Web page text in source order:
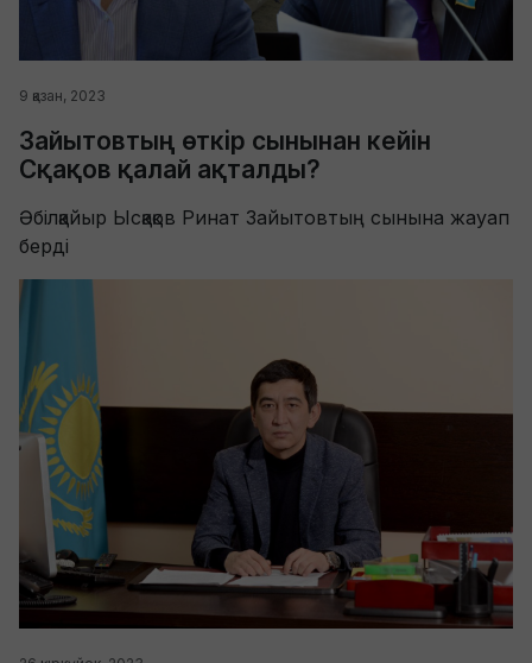
9 қазан, 2023
Зайытовтың өткір сынынан кейін
Сқақов қалай ақталды?
Әбілқайыр Ысқақов Ринат Зайытовтың сынына жауап
берді